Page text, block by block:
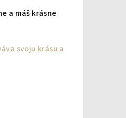
a máš krásne
svoju krásu a